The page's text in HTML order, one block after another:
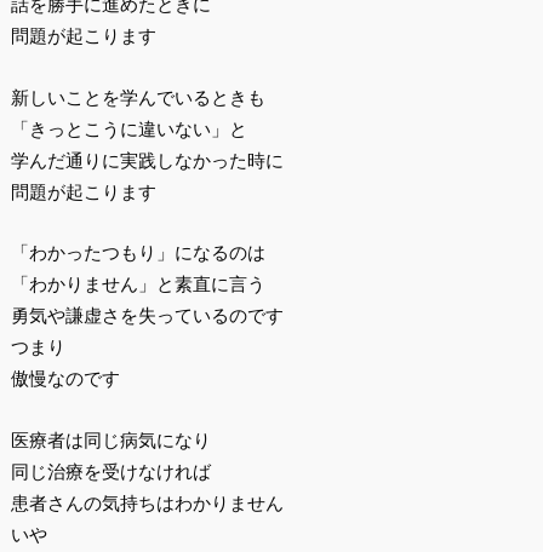
話を勝手に進めたときに
問題が起こります
新しいことを学んでいるときも
「きっとこうに違いない」と
学んだ通りに実践しなかった時に
問題が起こります
「わかったつもり」になるのは
「わかりません」と素直に言う
勇気や謙虚さを失っているのです
つまり
傲慢なのです
医療者は同じ病気になり
同じ治療を受けなければ
患者さんの気持ちはわかりません
いや